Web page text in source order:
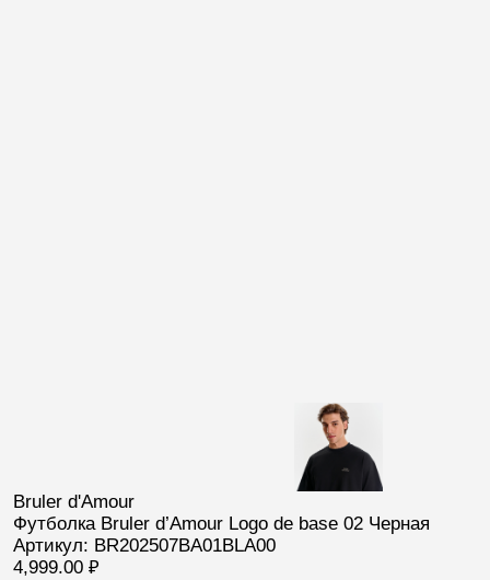
Bruler d'Amour
Футболка Bruler d’Amour Logo de base 02 Черная
Артикул: BR202507BA01BLA00
4,999.00 ₽